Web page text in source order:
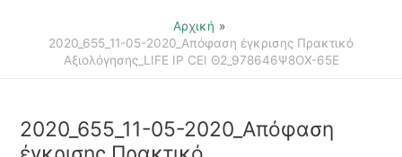
Αρχική
2020_655_11-05-2020_Απόφαση έγκρισης Πρακτικό
Αξιολόγησης_LIFE IP CEI Θ2_978646Ψ8ΟΧ-65Ε
2020_655_11-05-2020_Απόφαση